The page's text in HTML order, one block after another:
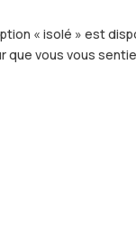
« isolé » est
vous vous